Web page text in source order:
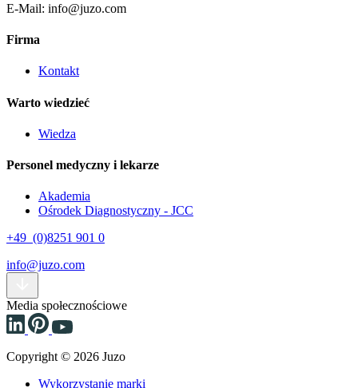
E-Mail: info@juzo.com
Firma
Kontakt
Warto wiedzieć
Wiedza
Personel medyczny i lekarze
Akademia
Ośrodek Diagnostyczny - JCC
+49 (0)8251 901 0
info@juzo.com
Media społecznościowe
Copyright © 2026 Juzo
Wykorzystanie marki